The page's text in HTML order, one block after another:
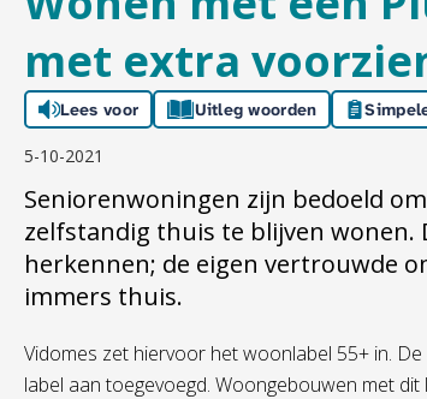
met extra
Lees voor Uitleg woorden
5-10-2021
Seniorenwoningen zijn bedoeld
zelfstandig thuis te blijven wonen.
herkennen; de eigen vertrouwde
immers thuis.
Vidomes zet hiervoor het woonlabel 55+ in. De
label aan toegevoegd. Woongebouwen met